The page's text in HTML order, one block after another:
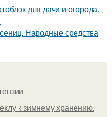
для дачи и огорода.
Народные средства
к зимнему хранению.